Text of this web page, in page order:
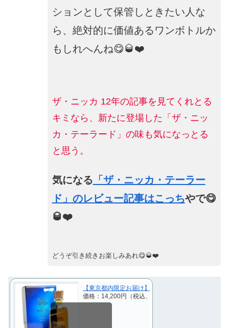
ションとして保管しときたい人な
ら、絶対的に価値あるワンボトルか
もしれへんね😋🥃❤️
ザ・ニッカ 12年の記事を見てくれとる
キミなら、新たに登場した「ザ・ニッ
カ・テーラード」の味も気になっとる
と思う。
気になる 「ザ・ニッカ・テーラー
ド」のレビュー記事はこっちやで😋
🥃❤️
どうぞ引き続きお楽しみあれ😋🥃❤️
【東京都内限定お届け】 ニッカ NIKKA ザ・ニッカ
価格：14,200円（税込、送料別)